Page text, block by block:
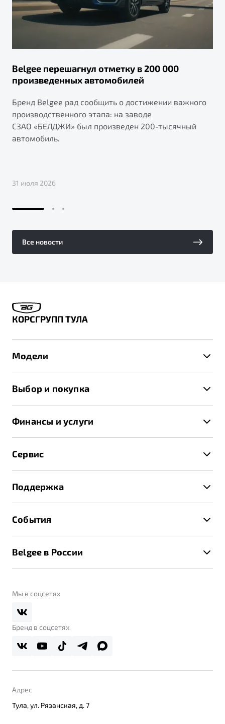
Belgee перешагнул отметку в 200 000
произведенных автомобилей
Бренд Belgee рад сообщить о достижении важного
производственного этапа: на заводе
СЗАО «БЕЛДЖИ» был произведен 200-тысячный
автомобиль.
31 июля 2026
Все новости
КОРСГРУПП ТУЛА
Модели
X70
Выбор и покупка
Записаться на тест-драйв
Получить предложение
Финансы и услуги
Страхование
Расчет КАСКО
Сервис
Техническое обслуживание
Калькулятор ТО
Поддержка
Помощь на дорогах
Belgee Линк
Реферальная программа
События
Belgee в России
О дилерском центре
Правовая информация
Мы в соцсетях
Бренд в соцсетях
Адрес
Тула, ул. Рязанская, д. 7